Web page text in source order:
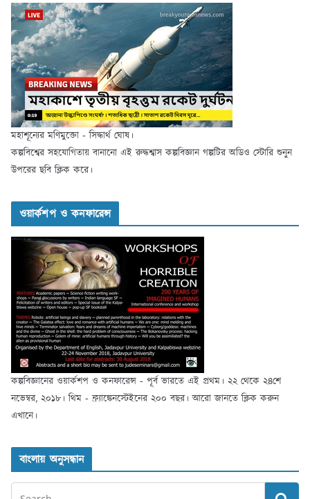
মহাশূন্যের মণিমুক্তো - সিদ্ধার্থ ঘোষ।
কল্পবিশ্বের সহযোগিতায় বানানো এই রুদ্ধশ্বাস কল্পবিজ্ঞান গল্পটির অডিও স্টোরি শুনুন
উপরের ছবি ক্লিক করে।
ওয়ার্কশপ ও কনফারেন্স
কল্পবিজ্ঞানের ওয়ার্কশপ ও কনফারেন্স - পূর্ব ভারতে এই প্রথম। ২২ থেকে ২৪শে
নভেম্বর, ২০১৮। থিম - ফ্র্যাঙ্কেনস্টেইনের ২০০ বছর। আরো জানতে ক্লিক করুন
এখানে।
বাংলায় অনুসন্ধান